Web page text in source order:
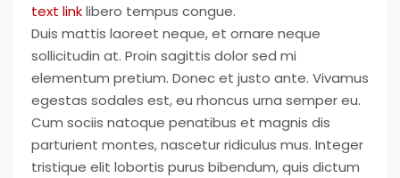
text linklibero tempus congue.
Duis mattis laoreet neque, et ornare neque
sollicitudin at. Proin sagittis dolor sed mi
elementum pretium. Donec et justo ante. Vivamus
egestas sodales est, eu rhoncus urna semper eu.
Cum sociis natoque penatibus et magnis dis
parturient montes, nascetur ridiculus mus. Integer
tristique elit lobortis purus bibendum, quis dictum